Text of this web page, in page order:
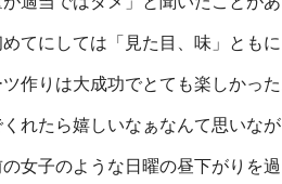
てにしては「見た目、味」とも
作りは大成功でとても楽しかった
れたら嬉しいなぁなんて思いなが
女子のような日曜の昼下がりを過